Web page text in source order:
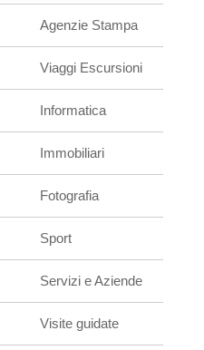
Agenzie Stampa
Viaggi Escursioni
Informatica
Immobiliari
Fotografia
Sport
Servizi e Aziende
Visite guidate